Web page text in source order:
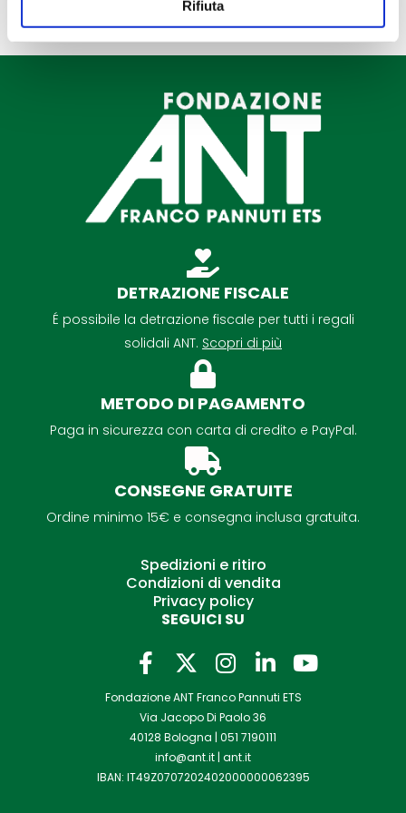
Rifiuta
DETRAZIONE FISCALE
É possibile la detrazione fiscale per tutti i regali
solidali ANT. Scopri di più
METODO DI PAGAMENTO
Paga in sicurezza con carta di credito e PayPal.
CONSEGNE GRATUITE
Ordine minimo 15€ e consegna inclusa gratuita.
Spedizioni e ritiro
Condizioni di vendita
Privacy policy
SEGUICI SU
F
a
c
e
b
o
I
n
s
t
a
g
L
i
n
k
d
Y
b
Fondazione ANT Franco Pannuti ETS
Via Jacopo Di Paolo 36
40128 Bologna | 051 7190111
info@ant.it | ant.it
IBAN: IT49Z0707202402000000062395